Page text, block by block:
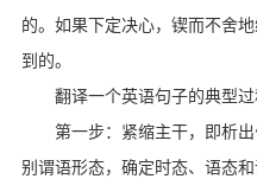
的。如果下定决心，锲而不舍
到的。
翻译一个英语句子的典型过
第一步：紧缩主干，即析
别谓语形态，确定时态、语态和